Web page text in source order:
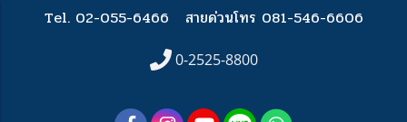
Tel. 02-055-6466 สายด่วนโทร 081-546-6606
0-2525-8800